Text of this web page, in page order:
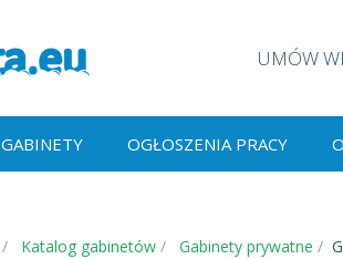
UMÓW
GABINETY OGŁOSZENIA PRACY
Katalog gabinetów Gabinety prywatne